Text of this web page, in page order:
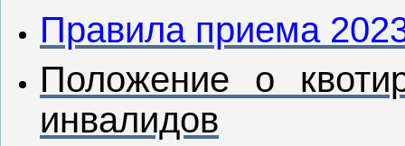
Правила приема
Положение о
инвалидов